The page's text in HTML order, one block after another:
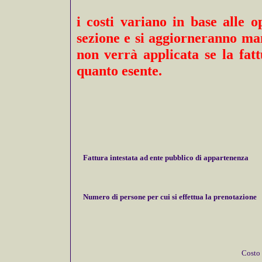
i costi variano in base alle
sezione e si aggiorneranno
non verrà applicata se la
quanto esente.
Fattura intestata ad ente pubblico di appartenenza
Numero di persone per cui si effettua la prenotazione